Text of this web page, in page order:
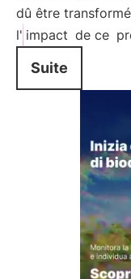
dû être
l' impact de ce
Suite